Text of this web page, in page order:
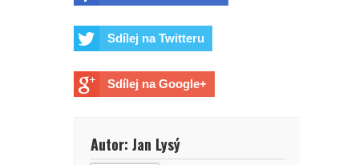
Sdílej na Twitteru
Sdílej na Google+
Autor: Jan Lysý